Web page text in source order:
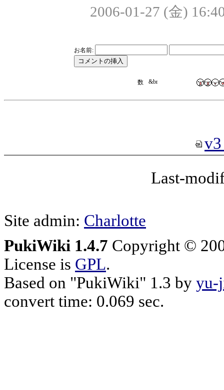
2006-01-27 (金)
お名前:
Last-
Site admin: Charlotte
PukiWiki 1.4.7 Copyright ©
License is GPL.
Based on "PukiWiki" 1.3 by yu-
convert time: 0.069 sec.